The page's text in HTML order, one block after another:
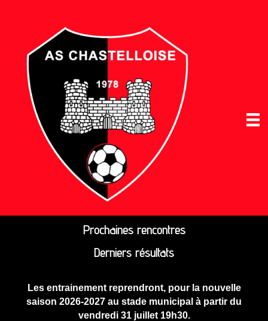
Prochaines rencontres
Derniers résultats
Les entrainement reprendront, pour la nouvelle
saison 2026-2027 au stade municipal à partir du
vendredi 31 juillet 19h30.